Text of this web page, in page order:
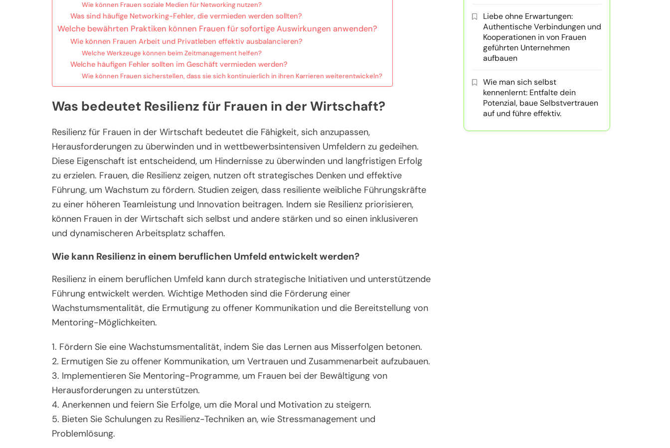
Wie können Frauen soziale Medien für Networking nutzen?
Was sind häufige Networking-Fehler, die vermieden werden sollten?
Welche bewährten Praktiken können Frauen für sofortige Auswirkungen anwenden?
Wie können Frauen Arbeit und Privatleben effektiv ausbalancieren?
Welche Werkzeuge können beim Zeitmanagement helfen?
Welche häufigen Fehler sollten im Geschäft vermieden werden?
Wie können Frauen sicherstellen, dass sie sich kontinuierlich in ihren Karrieren weiterentwickeln?
Was bedeutet Resilienz für Frauen in der Wirtschaft?
Resilienz für Frauen in der Wirtschaft bedeutet die Fähigkeit, sich anzupassen,
Herausforderungen zu überwinden und in wettbewerbsintensiven Umfeldern zu gedeihen.
Diese Eigenschaft ist entscheidend, um Hindernisse zu überwinden und langfristigen Erfolg
zu erzielen. Frauen, die Resilienz zeigen, nutzen oft strategisches Denken und effektive
Führung, um Wachstum zu fördern. Studien zeigen, dass resiliente weibliche Führungskräfte
zu einer höheren Teamleistung und Innovation beitragen. Indem sie Resilienz priorisieren,
können Frauen in der Wirtschaft sich selbst und andere stärken und so einen inklusiveren
und dynamischeren Arbeitsplatz schaffen.
Wie kann Resilienz in einem beruflichen Umfeld entwickelt werden?
Resilienz in einem beruflichen Umfeld kann durch strategische Initiativen und unterstützende
Führung entwickelt werden. Wichtige Methoden sind die Förderung einer
Wachstumsmentalität, die Ermutigung zu offener Kommunikation und die Bereitstellung von
Mentoring-Möglichkeiten.
1. Fördern Sie eine Wachstumsmentalität, indem Sie das Lernen aus Misserfolgen betonen.
2. Ermutigen Sie zu offener Kommunikation, um Vertrauen und Zusammenarbeit aufzubauen.
3. Implementieren Sie Mentoring-Programme, um Frauen bei der Bewältigung von
Herausforderungen zu unterstützen.
4. Anerkennen und feiern Sie Erfolge, um die Moral und Motivation zu steigern.
5. Bieten Sie Schulungen zu Resilienz-Techniken an, wie Stressmanagement und
Problemlösung.
Liebe ohne Erwartungen:
Authentische Verbindungen und
Kooperationen in von Frauen
geführten Unternehmen
aufbauen
Wie man sich selbst
kennenlernt: Entfalte dein
Potenzial, baue Selbstvertrauen
auf und führe effektiv.